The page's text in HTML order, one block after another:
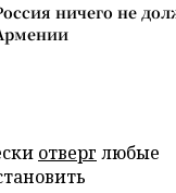
ничего не
отверг любые